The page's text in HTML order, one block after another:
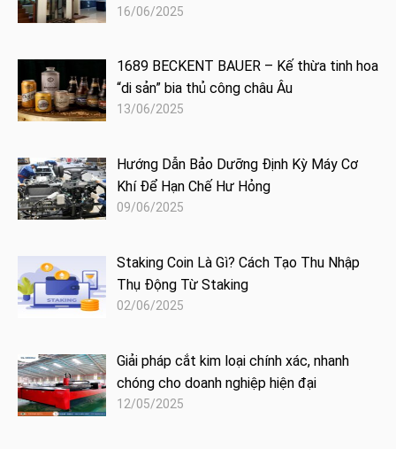
16/06/2025
1689 BECKENT BAUER – Kế thừa tinh hoa
“di sản” bia thủ công châu Âu
13/06/2025
Hướng Dẫn Bảo Dưỡng Định Kỳ Máy Cơ
Khí Để Hạn Chế Hư Hỏng
09/06/2025
Staking Coin Là Gì? Cách Tạo Thu Nhập
Thụ Động Từ Staking
02/06/2025
Giải pháp cắt kim loại chính xác, nhanh
chóng cho doanh nghiệp hiện đại
12/05/2025